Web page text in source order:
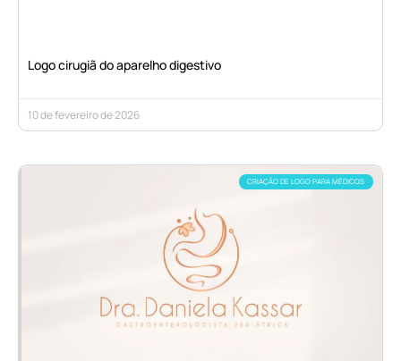
Logo cirugiã do aparelho digestivo
10 de fevereiro de 2026
CRIAÇÃO DE LOGO PARA MÉDICOS